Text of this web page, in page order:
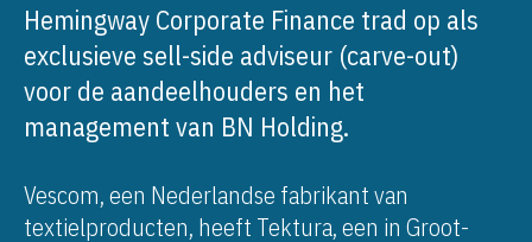
Hemingway Corporate Finance trad op als
exclusieve sell-side adviseur (carve-out)
voor de aandeelhouders en het
management van BN Holding.
Vescom, een Nederlandse fabrikant van
textielproducten, heeft Tektura, een in Groot-